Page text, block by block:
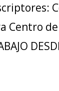
Centro